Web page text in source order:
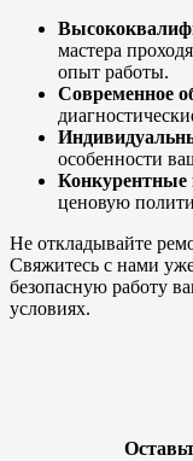
мастера
опыт работы.
Современное
особенности
Конкурентные
ценовую
Не откладывайте
Свяжитесь с нами
безопасную работу
условиях.